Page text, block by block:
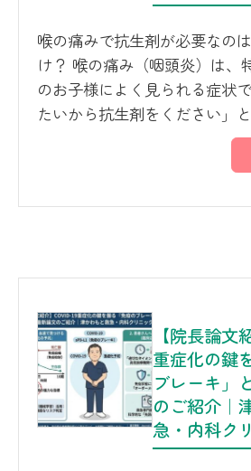
喉の痛みで抗生剤が必要なの
け？ 喉の痛み（咽頭炎）は、
のお子様によく見られる症状
たいから抗生剤をください」
【院長論文
重症化の鍵
ブレーキ」
のご紹介｜
急・内科ク